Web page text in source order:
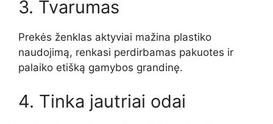
3. Tvarumas
Prekės ženklas aktyviai mažina plastiko
naudojimą, renkasi perdirbamas pakuotes ir
palaiko etišką gamybos grandinę.
4. Tinka jautriai odai